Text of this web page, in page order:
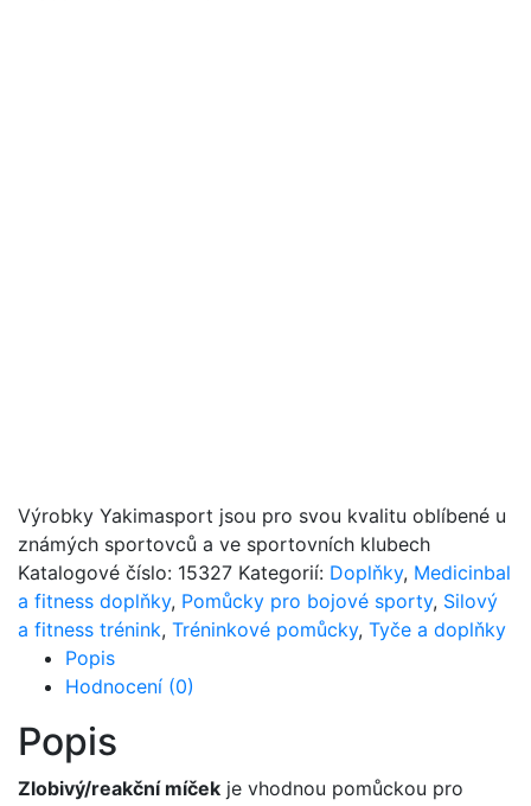
Výrobky Yakimasport jsou pro svou kvalitu oblíbené u
známých sportovců a ve sportovních klubech
Katalogové číslo: 15327 Kategorií: Doplňky, Medicinbal
a fitness doplňky, Pomůcky pro bojové sporty, Silový
a fitness trénink, Tréninkové pomůcky, Tyče a doplňky
Popis
Hodnocení (0)
Popis
Zlobivý/reakční míček je vhodnou pomůckou pro